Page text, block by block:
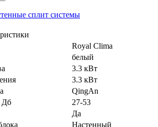
сплит системы
Royal Clima
белый
3.3 кВт
3.3 кВт
QingAn
Дб
27-53
Да
Настенный